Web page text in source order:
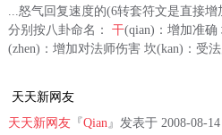
...怒气回复速度的(6转套符文是直接
分别按八卦命名：干(qian)：增加准
(zhen)：增加对法师伤害 坎(kan)：受法
天天新网友
天天新网友 『Qian』发表于 2008-08-